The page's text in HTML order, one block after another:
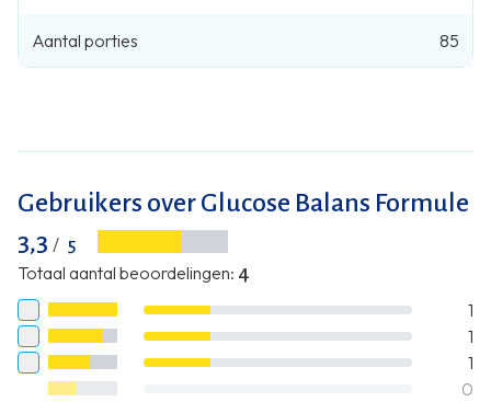
Aantal porties 85
Gebruikers over Glucose Balans Formule
3,3 / 5
Totaal aantal beoordelingen: 4
1
1
1
0